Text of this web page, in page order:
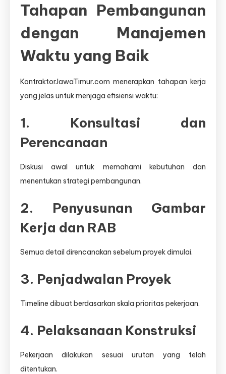
Tahapan Pembangunan
dengan Manajemen
Waktu yang Baik
KontraktorJawaTimur.com menerapkan tahapan kerja
yang jelas untuk menjaga efisiensi waktu:
1. Konsultasi dan
Perencanaan
Diskusi awal untuk memahami kebutuhan dan
menentukan strategi pembangunan.
2. Penyusunan Gambar
Kerja dan RAB
Semua detail direncanakan sebelum proyek dimulai.
3. Penjadwalan Proyek
Timeline dibuat berdasarkan skala prioritas pekerjaan.
4. Pelaksanaan Konstruksi
Pekerjaan dilakukan sesuai urutan yang telah
ditentukan.